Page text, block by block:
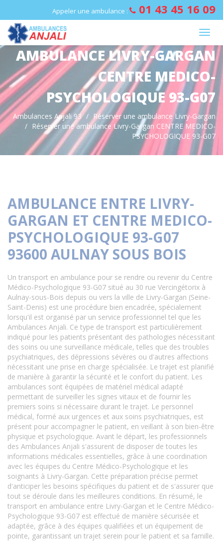
Appeler une ambulance : 01 43 45 16 09
AMBULANCE LIVRY-GARGAN
CENTRE MEDICO-
PSYCHOLOGIQUE 93-G07
Ambulances Anjali 93
Réserver une ambulance Livry-Gargan
Réserver une ambulance Livry-Gargan CENTRE MEDICO-
PSYCHOLOGIQUE 93-G07
AMBULANCE ENTRE LIVRY-
GARGAN ET CENTRE MEDICO-
PSYCHOLOGIQUE 93-G07
93600 AULNAY SOUS BOIS
Un transport en ambulance pour se rendre ou revenir du Centre
Médico-Psychologique 93-G07 situé au 30 rue Vercingétorix à
Aulnay-sous-Bois depuis ou vers la ville de Livry-Gargan (Seine-
Saint-Denis) est une procédure bien encadrée, spécialement
lorsqu'il est organisé par un service professionnel tel que les
Ambulances Anjali. Ce type de transport est particulièrement
indiqué pour les patients présentant des pathologies nécessitant
des soins ou une surveillance médicale, telles que des troubles
psychiatriques, des dépressions sévères ou d'autres affections
nécessitant une prise en charge spécialisée. Le trajet est planifié
de manière à garantir la sécurité et le confort du patient. Les
ambulances sont équipées de matériel médical adapté
permettant de surveiller les signes vitaux et de fournir les
premiers soins si nécessaire durant le trajet. Le personnel
médical, formé aux urgences et aux soins psychiatriques, est
présent pour accompagner le patient, en veillant à son bien-être
physique et psychologique. Avant le départ, les professionnels
des Ambulances Anjali s'assurent de disposer de toutes les
informations médicales essentielles, grâce à une coordination
avec les équipes du Centre Médico-Psychologique et les
soignants à Livry-Gargan. Cette préparation précise permet
d'anticiper les besoins spécifiques du patient et de s'assurer que
tout se déroule dans les meilleures conditions. En résumé, le
transport en ambulance entre Livry-Gargan et le Centre Médico-
Psychologique 93-G07 est effectué de manière sécurisée et
adaptée, grâce à des équipes qualifiées et un équipement de
pointe, garantissant un trajet serein pour le patient et sa famille.